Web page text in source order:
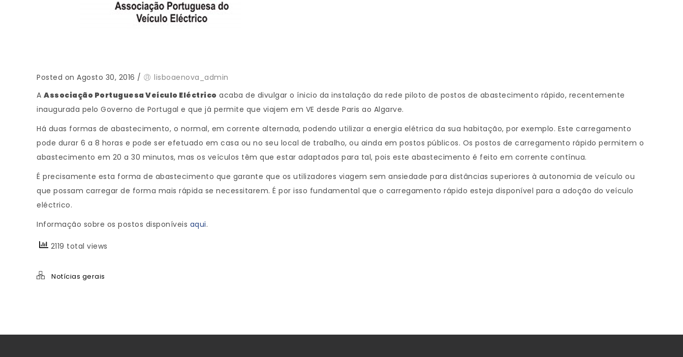
Posted on Agosto 30, 2016 /
lisboaenova_admin
A Associação Portuguesa Veículo Eléctrico acaba de divulgar o ínicio da instalação da rede piloto de postos de abastecimento rápido, recentemente
inaugurada pelo Governo de Portugal e que já permite que viajem em VE desde Paris ao Algarve.
Há duas formas de abastecimento, o normal, em corrente alternada, podendo utilizar a energia elétrica da sua habitação, por exemplo. Este carregamento
pode durar 6 a 8 horas e pode ser efetuado em casa ou no seu local de trabalho, ou ainda em postos públicos. Os postos de carregamento rápido permitem o
abastecimento em 20 a 30 minutos, mas os veículos têm que estar adaptados para tal, pois este abastecimento é feito em corrente contínua.
É precisamente esta forma de abastecimento que garante que os utilizadores viagem sem ansiedade para distâncias superiores à autonomia de veículo ou
que possam carregar de forma mais rápida se necessitarem. É por isso fundamental que o carregamento rápido esteja disponível para a adoção do veículo
eléctrico.
Informação sobre os postos disponíveis aqui.
2119 total views
Notícias gerais